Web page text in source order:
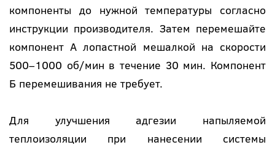
компоненты до нужной температуры согласно
инструкции производителя. Затем перемешайте
компонент А лопастной мешалкой на скорости
500–1000 об/мин в течение 30 мин. Компонент
Б перемешивания не требует.
Для улучшения адгезии напыляемой
теплоизоляции при нанесении системы